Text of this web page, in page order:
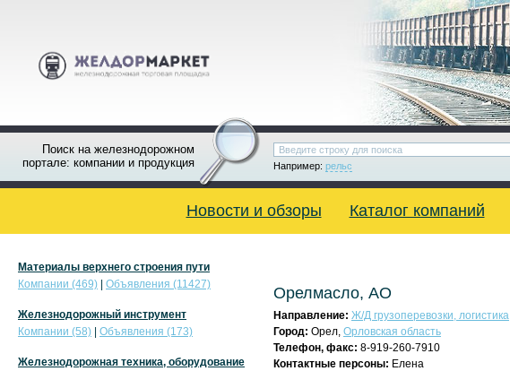
Поиск на железнодорожном
портале: компании и продукция
Например: рельс
Новости и обзоры Каталог компаний
Орелмасло, АО
Направление: Ж/Д грузоперевозки, логистика
Город: Орел, Орловская область
Телефон, факс: 8-919-260-7910
Контактные персоны: Елена
Материалы верхнего строения пути
Компании (469)
Объявления (11427)
Железнодорожный инструмент
Компании (58)
Объявления (173)
Железнодорожная техника, оборудование